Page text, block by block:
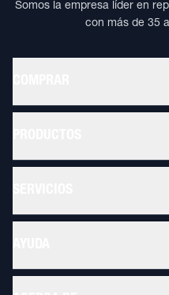
Somos la empresa líder en
con más de 35